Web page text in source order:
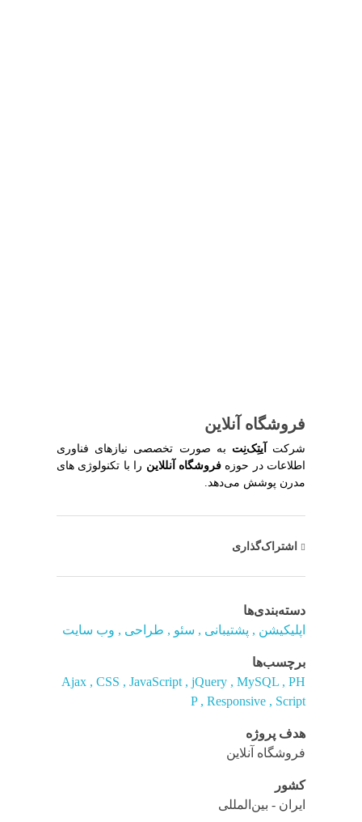
فروشگاه آنلاین
شرکت آیتِک‌نِت به صورت تخصصی نیازهای فناوری
اطلاعات در حوزهفروشگاه آنللاین را با تکنولوژی های
مدرن پوشش می‌دهد.
اشتراک‌گذاری
دسته‌بندی‌ها
اپلیکیشن
پشتیبانی سئو طراحی وب سایت
برچسب‌ها
Ajax
CSS JavaScript jQuery MySQL
PH
P
Responsive Script
هدف پروژه
فروشگاه آنلاین
کشور
ایران - بین‌المللی